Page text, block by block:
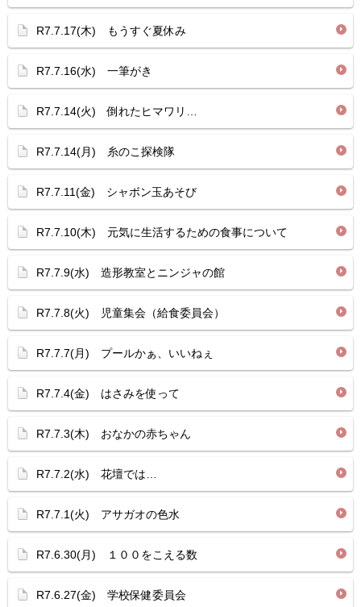
R7.7.17(木) もうすぐ夏休み
R7.7.16(水) 一筆がき
R7.7.14(火) 倒れたヒマワリ…
R7.7.14(月) 糸のこ探検隊
R7.7.11(金) シャボン玉あそび
R7.7.10(木) 元気に生活するための食事について
R7.7.9(水) 造形教室とニンジャの館
R7.7.8(火) 児童集会（給食委員会）
R7.7.7(月) プールかぁ、いいねぇ
R7.7.4(金) はさみを使って
R7.7.3(木) おなかの赤ちゃん
R7.7.2(水) 花壇では…
R7.7.1(火) アサガオの色水
R7.6.30(月) １００をこえる数
R7.6.27(金) 学校保健委員会